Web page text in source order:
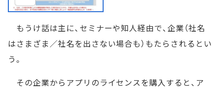
もうけ話は主に、セミナーや知人経由で、企業（社名
はさまざま／社名を出さない場合も）もたらされるとい
う。
その企業からアプリのライセンスを購入すると、ア